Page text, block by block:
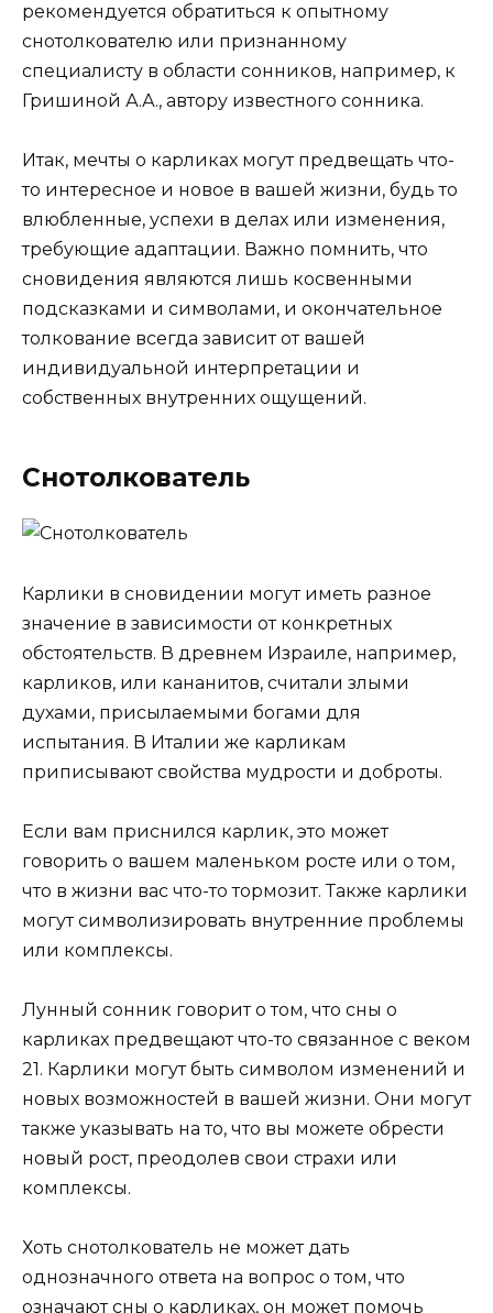
рекомендуется обратиться к опытному
снотолкователю или признанному
специалисту в области сонников, например, к
Гришиной А.А., автору известного сонника.
Итак, мечты о карликах могут предвещать что-
то интересное и новое в вашей жизни, будь то
влюбленные, успехи в делах или изменения,
требующие адаптации. Важно помнить, что
сновидения являются лишь косвенными
подсказками и символами, и окончательное
толкование всегда зависит от вашей
индивидуальной интерпретации и
собственных внутренних ощущений.
Снотолкователь
Карлики в сновидении могут иметь разное
значение в зависимости от конкретных
обстоятельств. В древнем Израиле, например,
карликов, или кананитов, считали злыми
духами, присылаемыми богами для
испытания. В Италии же карликам
приписывают свойства мудрости и доброты.
Если вам приснился карлик, это может
говорить о вашем маленьком росте или о том,
что в жизни вас что-то тормозит. Также карлики
могут символизировать внутренние проблемы
или комплексы.
Лунный сонник говорит о том, что сны о
карликах предвещают что-то связанное с веком
21. Карлики могут быть символом изменений и
новых возможностей в вашей жизни. Они могут
также указывать на то, что вы можете обрести
новый рост, преодолев свои страхи или
комплексы.
Хоть снотолкователь не может дать
однозначного ответа на вопрос о том, что
означают сны о карликах, он может помочь